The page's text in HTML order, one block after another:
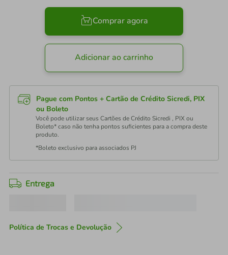
Comprar agora
Adicionar ao carrinho
Pague com Pontos + Cartão de Crédito Sicredi, PIX
ou Boleto
Você pode utilizar seus Cartões de Crédito Sicredi , PIX ou
Boleto* caso não tenha pontos suficientes para a compra deste
produto.
*Boleto exclusivo para associados PJ
Entrega
Política de Trocas e Devolução